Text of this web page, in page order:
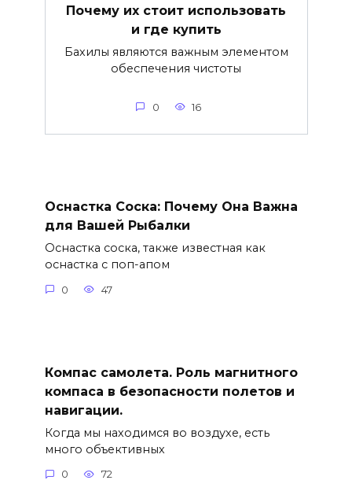
Почему их стоит использовать
и где купить
Бахилы являются важным элементом
обеспечения чистоты
0 16
Оснастка Соска: Почему Она Важна
для Вашей Рыбалки
Оснастка соска, также известная как
оснастка с поп-апом
0 47
Компас самолета. Роль магнитного
компаса в безопасности полетов и
навигации.
Когда мы находимся во воздухе, есть
много объективных
0 72